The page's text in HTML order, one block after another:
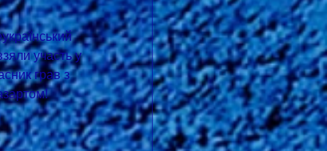
участь у
грав з